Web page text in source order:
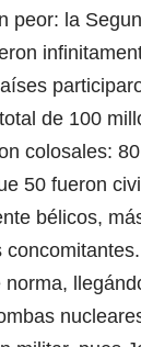
peor: la
de 100
colosales:
50 fueron
bélicos,